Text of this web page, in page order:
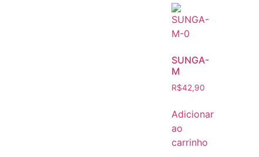
SUNGA-
M
R$42,90
Adicionar
ao
carrinho